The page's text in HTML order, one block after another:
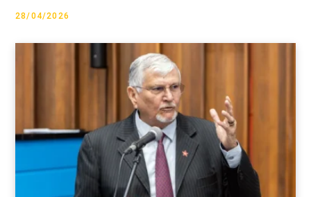
28/04/2026